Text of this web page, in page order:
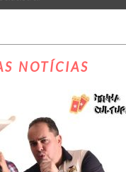
NOTÍCIAS